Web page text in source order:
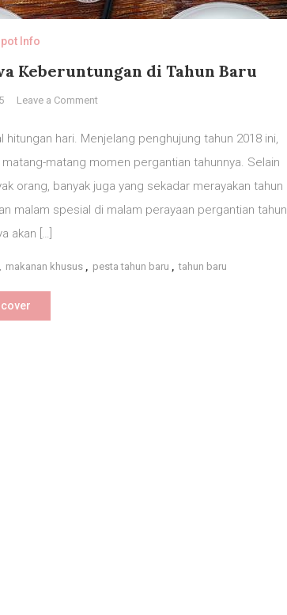
Info
Keberuntungan di Tahun Baru
Leave a Commenton
Makanan
Pembawa
Keberuntungan
Baru
hari. Menjelang penghujung tahun 2018 ini,
matang momen pergantian tahunnya. Selain
orang, banyak juga yang sekadar merayakan tahun
malam spesial di malam perayaan pergantian tahun
akan […]
, makanan khusus , pesta tahun baru , tahun baru